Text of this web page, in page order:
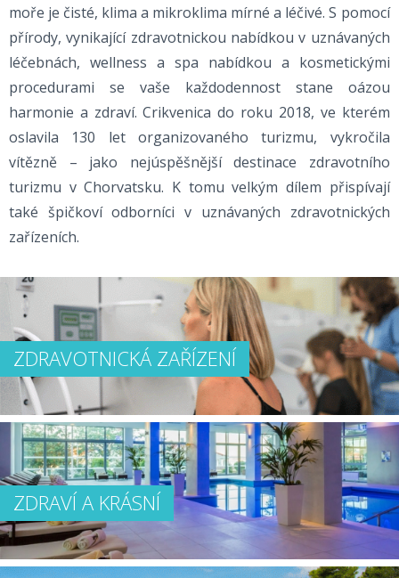
moře je čisté, klima a mikroklima mírné a léčivé. S pomocí
přírody, vynikající zdravotnickou nabídkou v uznávaných
léčebnách, wellness a spa nabídkou a kosmetickými
procedurami se vaše každodennost stane oázou
harmonie a zdraví. Crikvenica do roku 2018, ve kterém
oslavila 130 let organizovaného turizmu, vykročila
vítězně – jako nejúspěšnější destinace zdravotního
turizmu v Chorvatsku. K tomu velkým dílem přispívají
také špičkoví odborníci v uznávaných zdravotnických
zařízeních.
ZDRAVOTNICKÁ ZAŘÍZENÍ
ZDRAVÍ A KRÁSNÍ